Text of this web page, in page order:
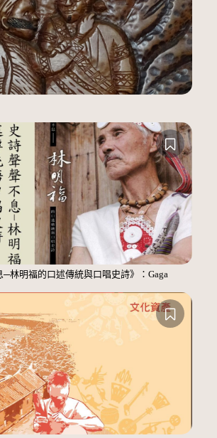
─林明福的口述傳統與口唱史詩》：Gaga